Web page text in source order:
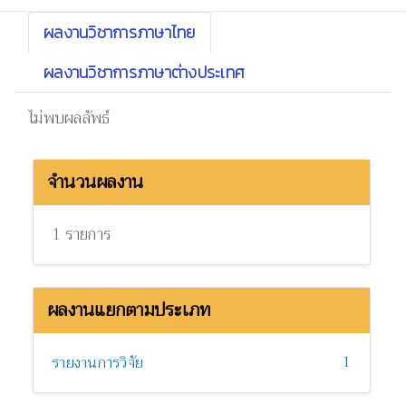
ผลงานวิชาการภาษาไทย
ผลงานวิชาการภาษาต่างประเทศ
ไม่พบผลลัพธ์
จำนวนผลงาน
1 รายการ
ผลงานแยกตามประเภท
รายงานการวิจัย 1